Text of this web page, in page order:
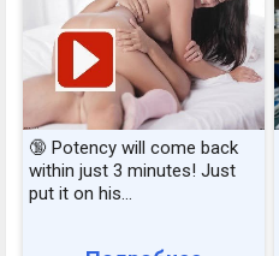
🔞 Potency will come back
within just 3 minutes! Just
put it on his…